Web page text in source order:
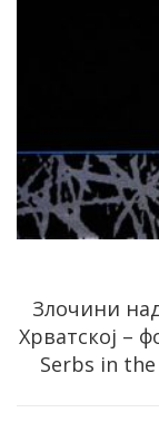
Злочини
Хрватској –
Serbs in